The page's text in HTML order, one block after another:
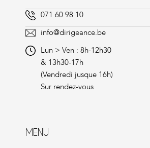
071 60 98 10
info@dirigeance.be
Lun > Ven : 8h-12h30
& 13h30-17h
(Vendredi jusque 16h)
Sur rendez-vous
MENU